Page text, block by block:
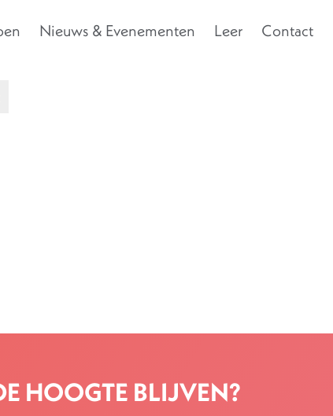
Nieuws & Evenementen Leer Contact
HOOGTE BLIJVEN?